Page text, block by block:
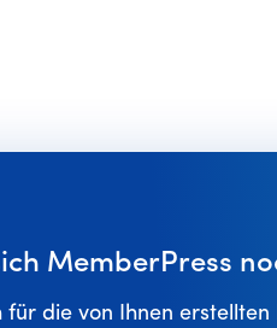
MemberPress
für die von Ihnen